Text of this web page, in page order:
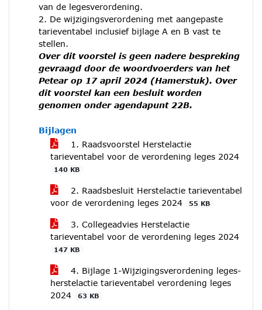
van de legesverordening.
2. De wijzigingsverordening met aangepaste
tarieventabel inclusief bijlage A en B vast te
stellen.
Over dit voorstel is geen nadere bespreking
gevraagd door de woordvoerders van het
Petear op 17 april 2024 (Hamerstuk). Over
dit voorstel kan een besluit worden
genomen onder agendapunt 22B.
Bijlagen
1. Raadsvoorstel Herstelactie
tarieventabel voor de verordening leges 2024
140 KB
2. Raadsbesluit Herstelactie tarieventabel
voor de verordening leges 2024
55 KB
3. Collegeadvies Herstelactie
tarieventabel voor de verordening leges 2024
147 KB
4. Bijlage 1-Wijzigingsverordening leges-
herstelactie tarieventabel verordening leges
2024
63 KB